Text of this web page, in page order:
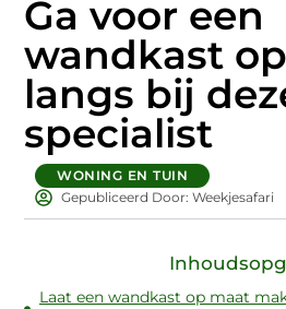
Ga voor een
wandkast
langs bij
specialist
WONING EN TUIN
Gepubliceerd Door: Weekjesafari
Laat een wandkast op maat